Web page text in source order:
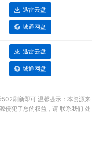
迅雷云盘
城通网盘
迅雷云盘
城通网盘
刷新即可 温馨提示：本资源来
侵犯了您的权益，请 联系我们 处